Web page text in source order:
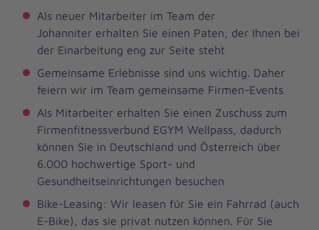
Als neuer Mitarbeiter im Team der
Johanniter erhalten Sie einen Paten, der Ihnen bei
der Einarbeitung eng zur Seite steht
Gemeinsame Erlebnisse sind uns wichtig. Daher
feiern wir im Team gemeinsame Firmen-Events
Als Mitarbeiter erhalten Sie einen Zuschuss zum
Firmenfitnessverbund EGYM Wellpass, dadurch
können Sie in Deutschland und Österreich über
6.000 hochwertige Sport- und
Gesundheitseinrichtungen besuchen
Bike-Leasing: Wir leasen für Sie ein Fahrrad (auch
E-Bike), das sie privat nutzen können. Für Sie